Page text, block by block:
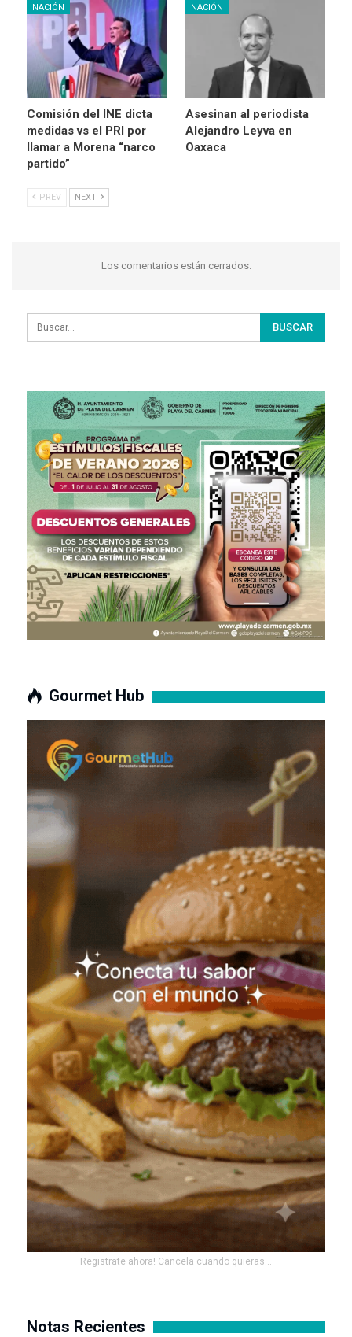
NACIÓN
Comisión del INE dicta
medidas vs el PRI por
llamar a Morena “narco
partido”
NACIÓN
Asesinan al periodista
Alejandro Leyva en
Oaxaca
PREV NEXT
Los comentarios están cerrados.
Gourmet Hub
Registrate ahora! Cancela cuando quieras...
Notas Recientes